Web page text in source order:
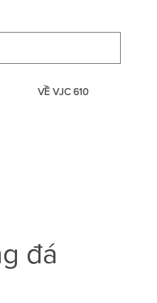
VỀ VJC 610
đá